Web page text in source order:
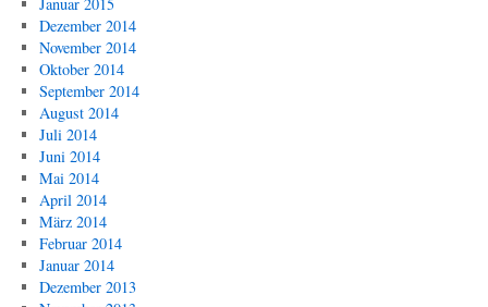
Dezember 2014
November 2014
Oktober 2014
September 2014
August 2014
Juli 2014
Juni 2014
Mai 2014
April 2014
März 2014
Februar 2014
Januar 2014
Dezember 2013